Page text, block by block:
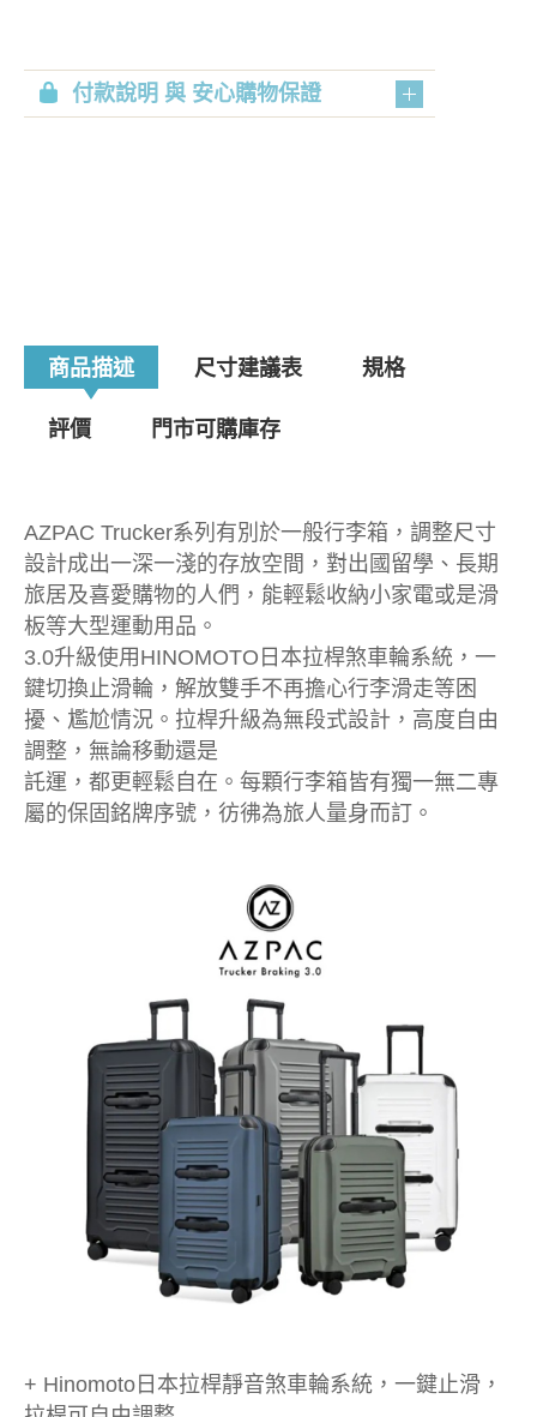
付款說明 與 安心購物保證
商品描述 尺寸建議表 規格
評價 門市可購庫存
AZPAC Trucker系列有別於一般行李箱，調整尺寸
設計成出一深一淺的存放空間，對出國留學、長期
旅居及喜愛購物的人們，能輕鬆收納小家電或是滑
板等大型運動用品。
3.0升級使用HINOMOTO日本拉桿煞車輪系統，一
鍵切換止滑輪，解放雙手不再擔心行李滑走等困
擾、尷尬情況。拉桿升級為無段式設計，高度自由
調整，無論移動還是
託運，都更輕鬆自在。每顆行李箱皆有獨一無二專
屬的保固銘牌序號，彷彿為旅人量身而訂。
+ Hinomoto日本拉桿靜音煞車輪系統，一鍵止滑，